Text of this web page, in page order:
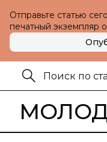
Отправьте статью
печатный экземпляр